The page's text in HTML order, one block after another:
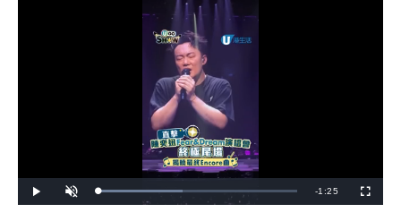
l
n
L
o
R
-1:25
u